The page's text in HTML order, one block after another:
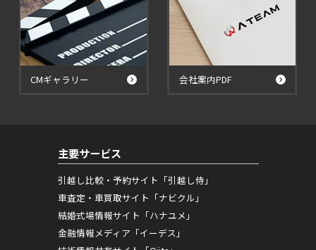
CMギャラリー 会社案内PDF
主要サービス
引越し比較・予約サイト「引越し侍」
車査定・車買取サイト「ナビクル」
結婚式場情報サイト「ハナユメ」
金融情報メディア「イーデス」